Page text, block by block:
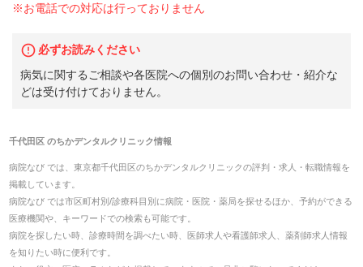
※お電話での対応は行っておりません
必ずお読みください
病気に関するご相談や各医院への個別のお問い合わせ・紹介な
どは受け付けておりません。
千代田区のちかデンタルクリニック情報
病院なび では、 東京都千代田区のちかデンタルクリニックの評判・求人・転職情報を
掲載しています。
病院なび では市区町村別/診療科目別に病院・医院・薬局を探せるほか、予約ができる
医療機関や、キーワードでの検索も可能です。
病院を探したい時、診療時間を調べたい時、医師求人や看護師求人、薬剤師求人情報
を知りたい時に便利です。